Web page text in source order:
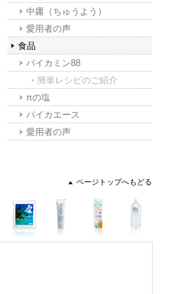
中庸（ちゅうよう）
愛用者の声
食品
パイカミン88
簡単レシピのご紹介
πの塩
パイカエース
愛用者の声
ページトップへもどる